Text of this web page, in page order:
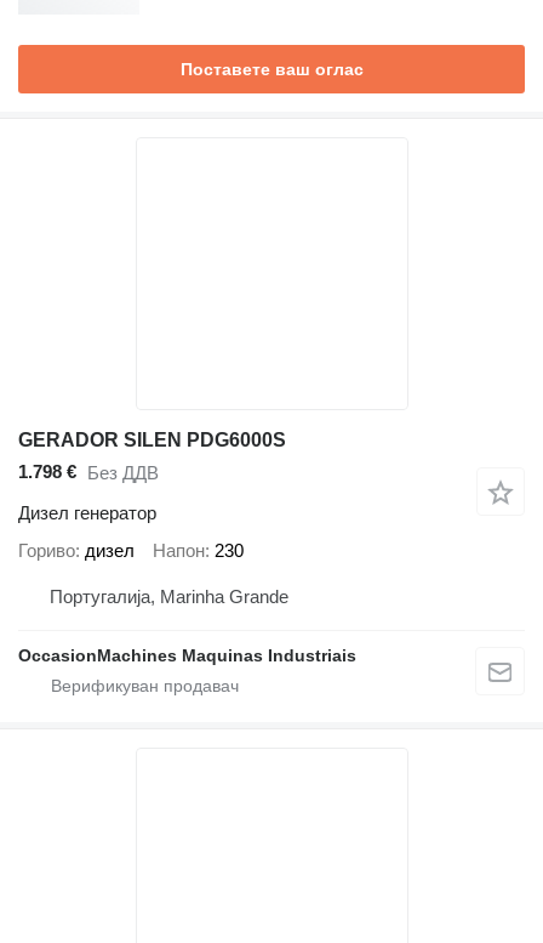
Поставете ваш оглас
GERADOR SILEN PDG6000S
1.798 € Без ДДВ
Дизел генератор
Гориво дизел Напон 230
Португалија, Marinha Grande
OccasionMachines Maquinas Industriais